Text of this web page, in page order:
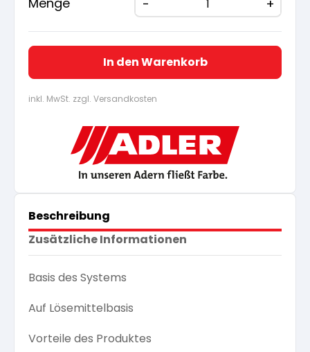
In den Warenkorb
inkl. MwSt. zzgl. Versandkosten
Beschreibung
Zusätzliche Informationen
Basis des Systems
Auf Lösemittelbasis
Vorteile des Produktes